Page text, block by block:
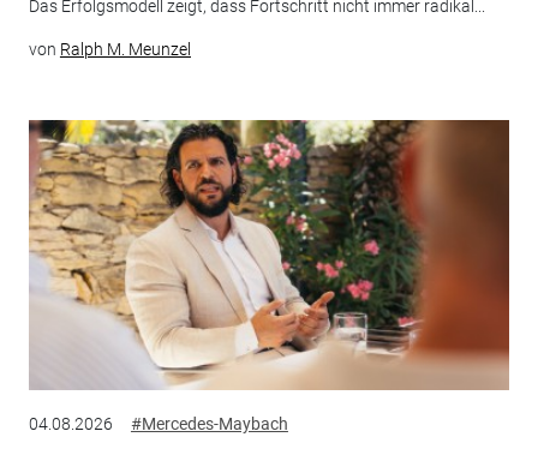
Das Erfolgsmodell zeigt, dass Fortschritt nicht immer radikal...
von Ralph M. Meunzel
04.08.2026 #Mercedes-Maybach